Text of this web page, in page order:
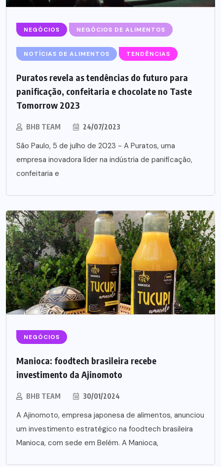
NEGÓCIOS NEGÓCIOS DE ALIMENTOS
NOTÍCIAS DE ALIMENTOS TENDÊNCIAS
Puratos revela as tendências do futuro para
panificação, confeitaria e chocolate no Taste
Tomorrow 2023
BHB TEAM 24/07/2023
São Paulo, 5 de julho de 2023 - A Puratos, uma
empresa inovadora líder na indústria de panificação,
confeitaria e
NEGÓCIOS
Manioca: foodtech brasileira recebe
investimento da Ajinomoto
BHB TEAM 30/01/2024
A Ajinomoto, empresa japonesa de alimentos, anunciou
um investimento estratégico na foodtech brasileira
Manioca, com sede em Belém. A Manioca,